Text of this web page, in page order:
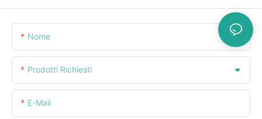
Nome
Prodotti Richiesti
E-Mail